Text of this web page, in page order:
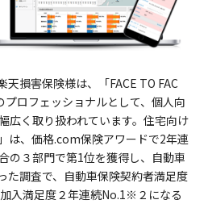
損害保険様は、「FACE TO FAC
ロフェッショナルとして、個人向
広く取り扱われています。住宅向け
は、価格.com保険アワードで2年連
の３部門で第1位を獲得し、自動車
た調査で、自動車保険契約者満足度
入満足度２年連続No.1※２になる